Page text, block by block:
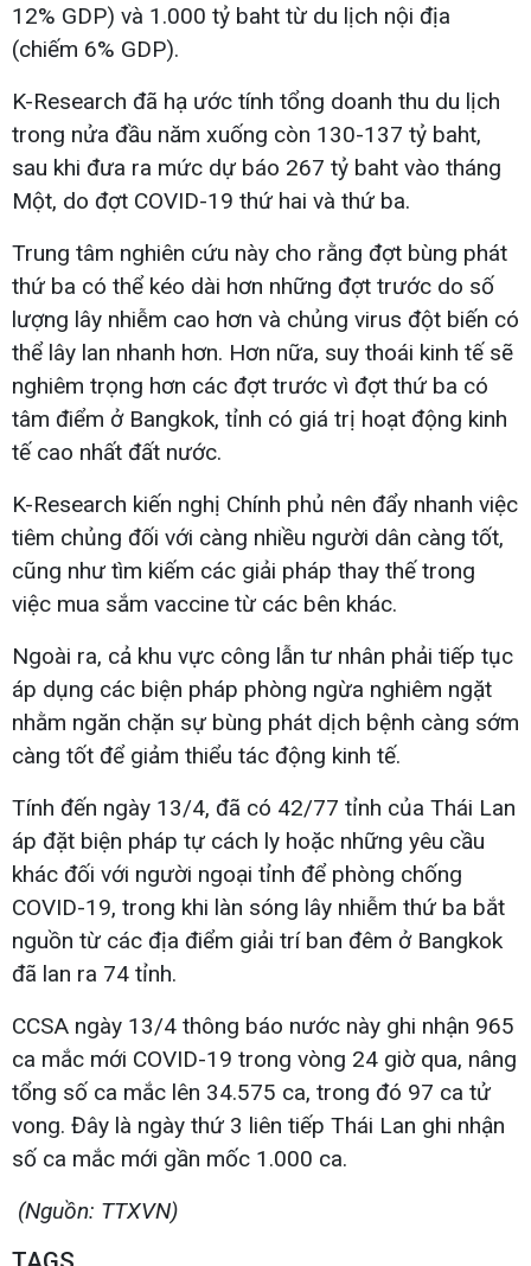
12% GDP) và 1.000 tỷ baht từ du lịch nội địa
(chiếm 6% GDP).
K-Research đã hạ ước tính tổng doanh thu du lịch
trong nửa đầu năm xuống còn 130-137 tỷ baht,
sau khi đưa ra mức dự báo 267 tỷ baht vào tháng
Một, do đợt COVID-19 thứ hai và thứ ba.
Trung tâm nghiên cứu này cho rằng đợt bùng phát
thứ ba có thể kéo dài hơn những đợt trước do số
lượng lây nhiễm cao hơn và chủng virus đột biến có
thể lây lan nhanh hơn. Hơn nữa, suy thoái kinh tế sẽ
nghiêm trọng hơn các đợt trước vì đợt thứ ba có
tâm điểm ở Bangkok, tỉnh có giá trị hoạt động kinh
tế cao nhất đất nước.
K-Research kiến nghị Chính phủ nên đẩy nhanh việc
tiêm chủng đối với càng nhiều người dân càng tốt,
cũng như tìm kiếm các giải pháp thay thế trong
việc mua sắm vaccine từ các bên khác.
Ngoài ra, cả khu vực công lẫn tư nhân phải tiếp tục
áp dụng các biện pháp phòng ngừa nghiêm ngặt
nhằm ngăn chặn sự bùng phát dịch bệnh càng sớm
càng tốt để giảm thiểu tác động kinh tế.
Tính đến ngày 13/4, đã có 42/77 tỉnh của Thái Lan
áp đặt biện pháp tự cách ly hoặc những yêu cầu
khác đối với người ngoại tỉnh để phòng chống
COVID-19, trong khi làn sóng lây nhiễm thứ ba bắt
nguồn từ các địa điểm giải trí ban đêm ở Bangkok
đã lan ra 74 tỉnh.
CCSA ngày 13/4 thông báo nước này ghi nhận 965
ca mắc mới COVID-19 trong vòng 24 giờ qua, nâng
tổng số ca mắc lên 34.575 ca, trong đó 97 ca tử
vong. Đây là ngày thứ 3 liên tiếp Thái Lan ghi nhận
số ca mắc mới gần mốc 1.000 ca.
(Nguồn: TTXVN)